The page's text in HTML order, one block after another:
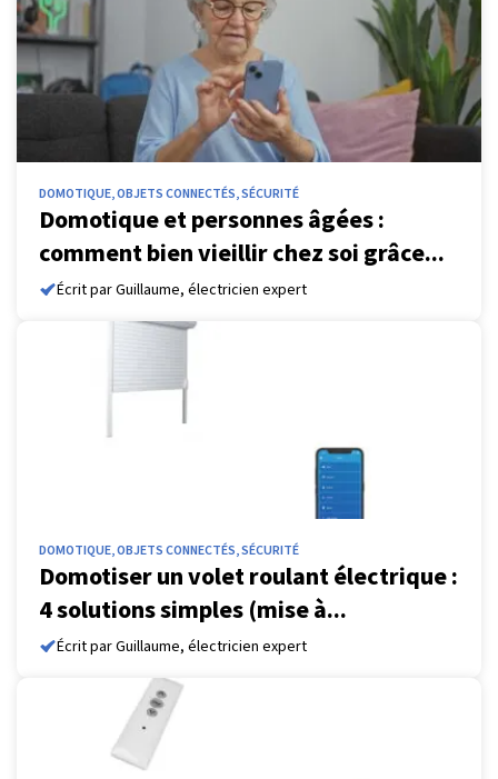
DOMOTIQUE, OBJETS CONNECTÉS, SÉCURITÉ
Domotique et personnes âgées :
comment bien vieillir chez soi grâce...
Écrit par Guillaume, électricien expert
DOMOTIQUE, OBJETS CONNECTÉS, SÉCURITÉ
Domotiser un volet roulant électrique :
4 solutions simples (mise à...
Écrit par Guillaume, électricien expert